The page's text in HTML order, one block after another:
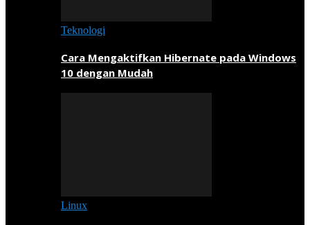
Teknologi
Cara Mengaktifkan Hibernate pada Windows
10 dengan Mudah
Linux